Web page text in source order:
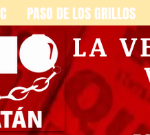
PASO DE LOS GRILLOS
LA